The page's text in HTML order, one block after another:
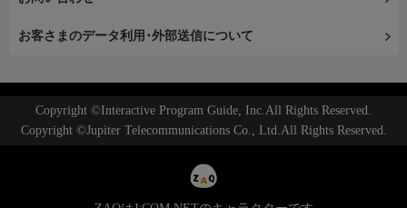
お客さまのデータ利用･外部送信について
Copyright ©Interactive Program Guide, Inc.All Rights Reserved.
Copyright ©Jupiter Telecommunications Co., Ltd.All Rights Reserved.